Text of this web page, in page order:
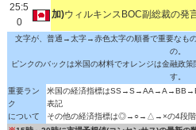
25:5
0
加)ウィルキンスBOC副総裁の発
文字が、普通→太字→赤色太字の順番で重要なも
の。
ピンクのバックは米国の材料でオレンジは金融政
す。
重要ラン
ク
について
米国の経済指標は
表記
その他の経済指標は◎→○→△→×の4段階